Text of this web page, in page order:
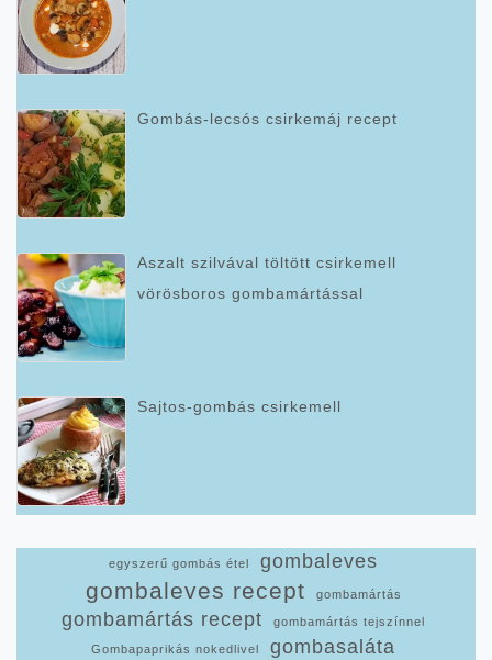
Gombás-lecsós csirkemáj recept
Aszalt szilvával töltött csirkemell
vörösboros gombamártással
Sajtos-gombás csirkemell
egyszerű gombás étel gombaleves
gombaleves recept gombamártás
gombamártás recept gombamártás tejszínnel
Gombapaprikás nokedlivel gombasaláta